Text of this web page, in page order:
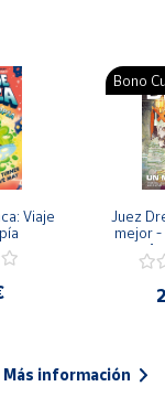
Viaje
Bono
Juez
mejor -
Más información